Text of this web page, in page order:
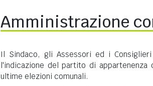
Amministrazione
Il Sindaco, gli Assessori ed i
l'indicazione del partito di
ultime elezioni comunali.